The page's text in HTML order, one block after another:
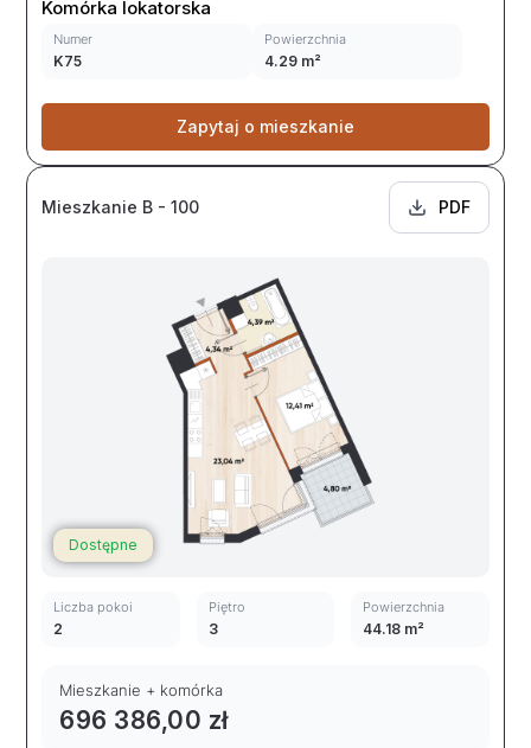
Komórka lokatorska
Numer
K75
Powierzchnia
4.29 m²
Zapytaj o mieszkanie
Mieszkanie B - 100 PDF
Dostępne
Liczba pokoi
2
Piętro
3
Powierzchnia
44.18 m²
Mieszkanie + komórka
696 386,00 zł